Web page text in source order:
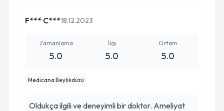
F*** C***18.12.2023
Zamanlama
5.0
İlgi
5.0
Ortam
5.0
Medicana Beylikdüzü
Oldukça ilgili ve deneyimli bir doktor. Ameliyat